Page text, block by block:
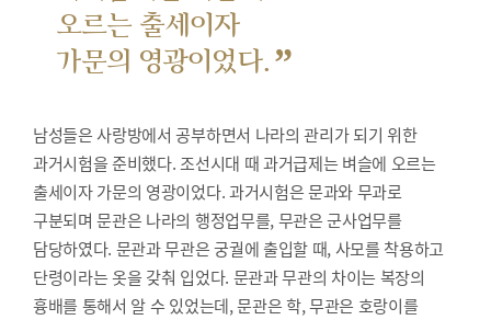
오르는 출세이자
가문의 영광이었다. ”
남성들은 사랑방에서 공부하면서 나라의 관리가 되기 위한
과거시험을 준비했다.조선시대 때 과거급제는 벼슬에 오르는
출세이자 가문의 영광이었다. 과거시험은 문과와 무과로
구분되며 문관은 나라의 행정업무를, 무관은 군사업무를
담당하였다. 문관과 무관은 궁궐에 출입할 때, 사모를 착용하고
단령이라는 옷을 갖춰 입었다. 문관과 무관의 차이는 복장의
흉배를 통해서 알 수 있었는데, 문관은 학, 무관은 호랑이를